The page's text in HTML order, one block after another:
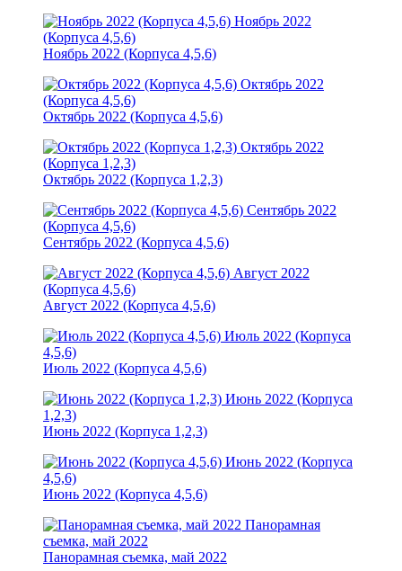
Ноябрь 2022
(Корпуса 4,5,6)
Ноябрь 2022 (Корпуса 4,5,6)
Октябрь 2022
(Корпуса 4,5,6)
Октябрь 2022 (Корпуса 4,5,6)
Октябрь 2022
(Корпуса 1,2,3)
Октябрь 2022 (Корпуса 1,2,3)
Сентябрь 2022
(Корпуса 4,5,6)
Сентябрь 2022 (Корпуса 4,5,6)
Август 2022
(Корпуса 4,5,6)
Август 2022 (Корпуса 4,5,6)
Июль 2022 (Корпуса
4,5,6)
Июль 2022 (Корпуса 4,5,6)
Июнь 2022 (Корпуса
1,2,3)
Июнь 2022 (Корпуса 1,2,3)
Июнь 2022 (Корпуса
4,5,6)
Июнь 2022 (Корпуса 4,5,6)
Панорамная
съемка, май 2022
Панорамная съемка, май 2022